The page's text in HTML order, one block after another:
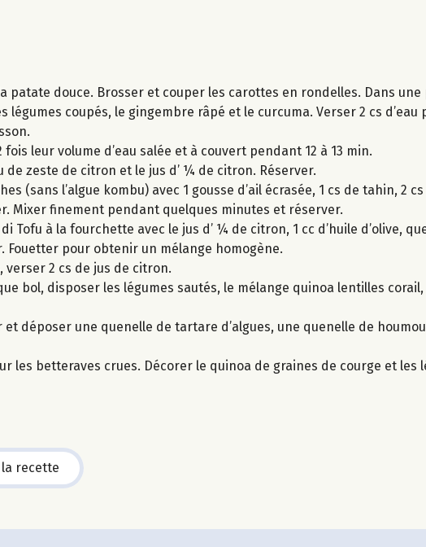
patate douce. Brosser et couper les carottes en rondelles. Dans
légumes coupés, le gingembre râpé et le curcuma. Verser 2 cs
leur volume d’eau salée et à couvert pendant 12 à 13 min.
zeste de citron et le jus d’ ¼ de citron. Réserver.
(sans l’algue kombu) avec 1 gousse d’ail écrasée, 1 cs de tahin, 2
Mixer finement pendant quelques minutes et réserver.
Tofu à la fourchette avec le jus d’ ¼ de citron, 1 cc d’huile d’olive,
pour obtenir un mélange homogène.
verser 2 cs de jus de citron.
bol, disposer les légumes sautés, le mélange quinoa lentilles
déposer une quenelle de tartare d’algues, une quenelle de
les betteraves crues. Décorer le quinoa de graines de courge et les
recette